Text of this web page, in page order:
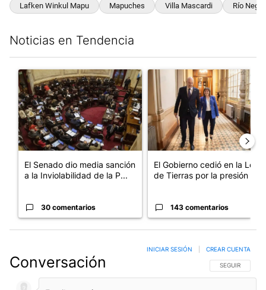
Lafken Winkul Mapu Mapuches Villa Mascardi Río Negro
Noticias en Tendencia
Un artículo de tendencia con el título "El Senado dio media
El Senado dio media sanción
a la Inviolabilidad de la P...
30 comentarios
Un artículo de tendencia
El Gobierno cedió en la Ley
de Tierras por la presión d...
143 comentarios
Conversación SIGA ESTA
SEGUIR
INICIAR SESIÓN CREAR CUENTA